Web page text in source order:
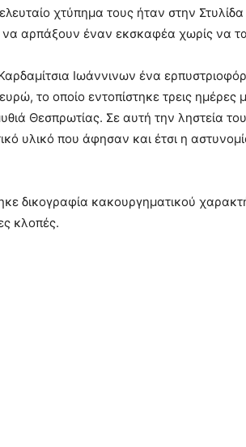
χτύπημα τους ήταν στην
να αρπάξουν έναν εκσκαφέα χωρίς να
Ιωάννινων ένα
το οποίο εντοπίστηκε τρεις ημέρες
Θεσπρωτίας. Σε αυτή την ληστεία
υλικό που άφησαν και έτσι η
δικογραφία κακουργηματικού
κλοπές.